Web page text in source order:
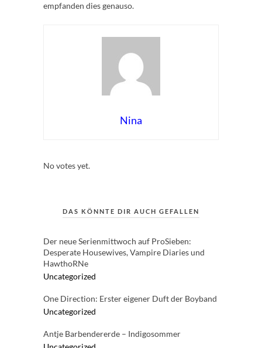
empfanden dies genauso.
Nina
No votes yet.
DAS KÖNNTE DIR AUCH GEFALLEN
Der neue Serienmittwoch auf ProSieben:
Desperate Housewives, Vampire Diaries und
HawthoRNe
Uncategorized
One Direction: Erster eigener Duft der Boyband
Uncategorized
Antje Barbendererde – Indigosommer